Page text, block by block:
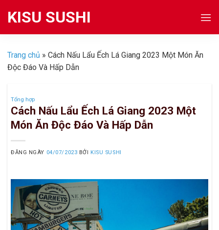
KISU SUSHI
Trang chủ » Cách Nấu Lẩu Ếch Lá Giang 2023 Một Món Ăn
Độc Đáo Và Hấp Dẫn
Tổng hợp
Cách Nấu Lẩu Ếch Lá Giang 2023 Một
Món Ăn Độc Đáo Và Hấp Dẫn
ĐĂNG NGÀY 04/07/2023 BỞI KISU SUSHI